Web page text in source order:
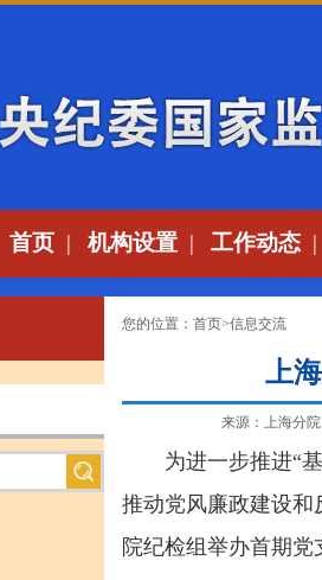
首页 | 机构设置 | 工作动态 |
您的位置： 首页>信息交流
上
来源：上海分院
为进一步推进“基
推动党风廉政建设和
院纪检组举办首期党